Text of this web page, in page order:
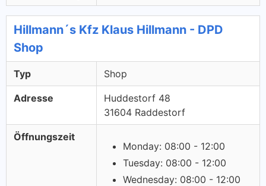
Hillmann´s Kfz Klaus Hillmann - DPD
Shop
Typ Shop
Adresse
Huddestorf 48
31604 Raddestorf
Öffnungszeit
Monday: 08:00 - 12:00
Tuesday: 08:00 - 12:00
Wednesday: 08:00 - 12:00